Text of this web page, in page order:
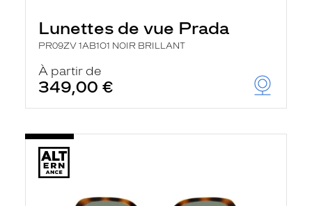
Lunettes de vue Prada
PR09ZV 1AB1O1 NOIR BRILLANT
À partir de
349,00 €